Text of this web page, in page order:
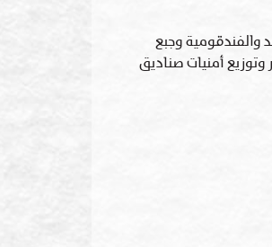
والفندقومية وجبع
أمنيات صناديق